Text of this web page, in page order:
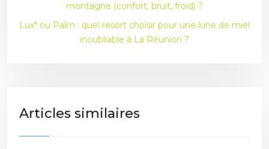
montagne (confort, bruit, froid) ?
Lux* ou Palm : quel resort choisir pour une lune de miel
inoubliable à La Réunion ?
Articles similaires